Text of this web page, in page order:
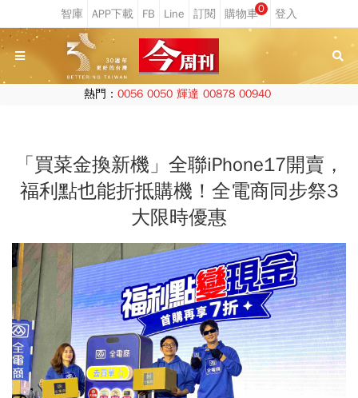
0
熱門： 0056 0050 輝達 00878 00940
「買菜金換新機」全聯iPhone17開賣，
福利點也能折抵購機！全電商同步祭3
大限時優惠